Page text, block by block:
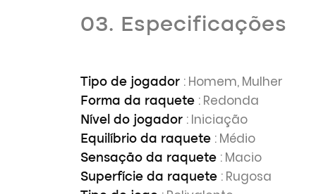
03. Especificações
Tipo de jogador : Homem, Mulher
Forma da raquete : Redonda
Nível do jogador : Iniciação
Equilíbrio da raquete : Médio
Sensação da raquete : Macio
Superfície da raquete : Rugosa